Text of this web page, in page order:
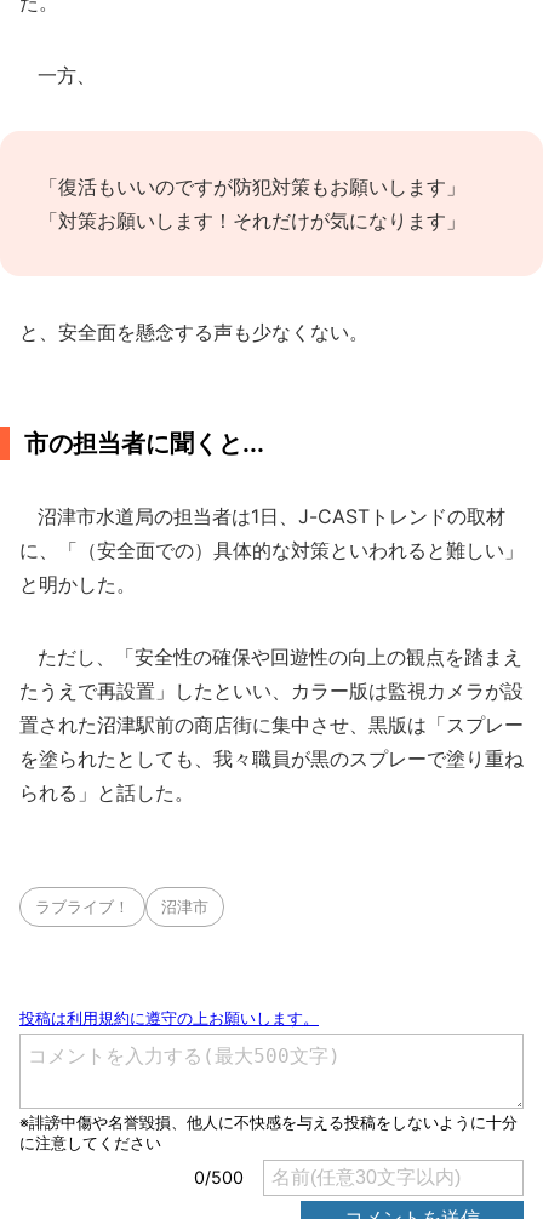
一方、
「復活もいいのですが防犯対策もお願いします」
「対策お願いします！それだけが気になります」
と、安全面を懸念する声も少なくない。
市の担当者に聞くと...
沼津市水道局の担当者は1日、J-CASTトレンドの取材
に、「（安全面での）具体的な対策といわれると難しい」
と明かした。
ただし、「安全性の確保や回遊性の向上の観点を踏まえ
たうえで再設置」したといい、カラー版は監視カメラが設
置された沼津駅前の商店街に集中させ、黒版は「スプレー
を塗られたとしても、我々職員が黒のスプレーで塗り重ね
られる」と話した。
ラブライブ！ 沼津市